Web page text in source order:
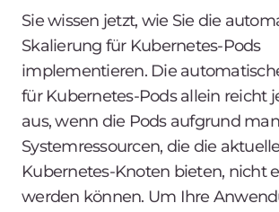
Sie wissen jetzt, wie Sie die
Skalierung für Kubernetes-Pods
implementieren. Die
für Kubernetes-Pods allein reicht
aus, wenn die Pods aufgrund
Systemressourcen, die die
Kubernetes-Knoten bieten, nicht
werden können. Um Ihre